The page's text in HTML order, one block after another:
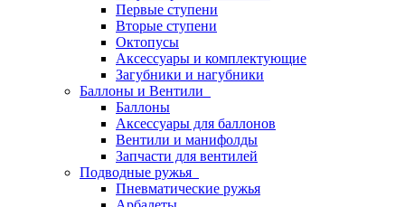
Первые ступени
Вторые ступени
Октопусы
Аксессуары и комплектующие
Загубники и нагубники
Баллоны и Вентили
Баллоны
Аксессуары для баллонов
Вентили и манифолды
Запчасти для вентилей
Подводные ружья
Пневматические ружья